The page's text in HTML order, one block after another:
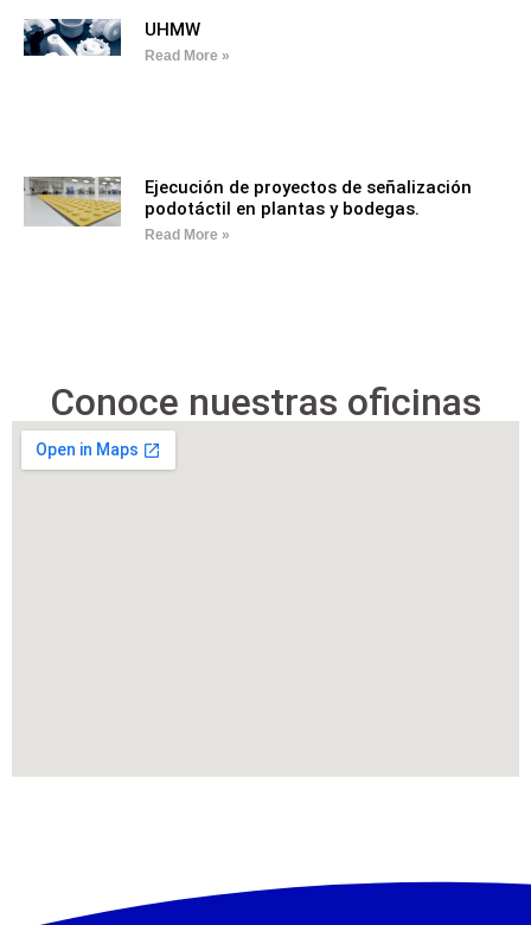
UHMW
Read More »
Ejecución de proyectos de señalización
podotáctil en plantas y bodegas.
Read More »
Conoce nuestras oficinas